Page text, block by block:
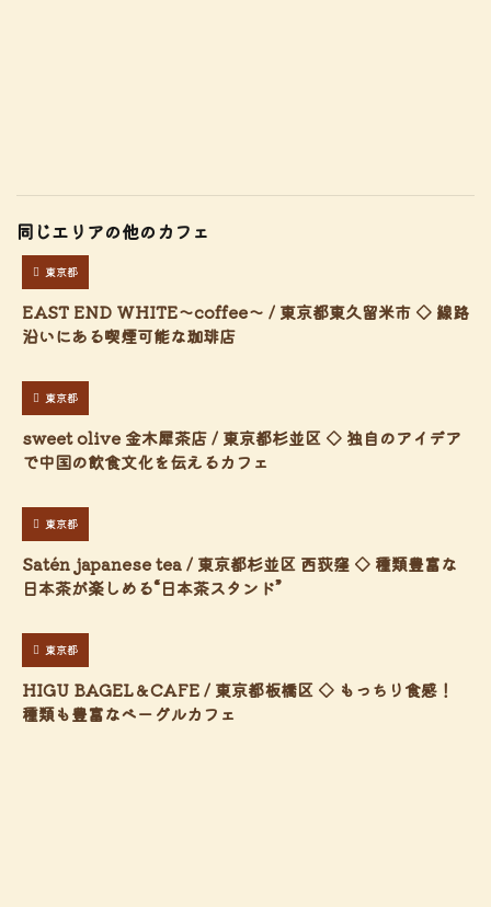
同じエリアの他のカフェ
東京都
EAST END WHITE〜coffee〜 / 東京都東久留米市 ◇ 線路
沿いにある喫煙可能な珈琲店
東京都
sweet olive 金木犀茶店 / 東京都杉並区 ◇ 独自のアイデア
で中国の飲食文化を伝えるカフェ
東京都
Satén japanese tea / 東京都杉並区 西荻窪 ◇ 種類豊富な
日本茶が楽しめる“日本茶スタンド”
東京都
HIGU BAGEL＆CAFE / 東京都板橋区 ◇ もっちり食感！
種類も豊富なベーグルカフェ